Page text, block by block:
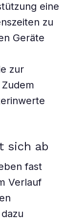
eine
zu
Geräte
zur
sich ab
fast
Verlauf